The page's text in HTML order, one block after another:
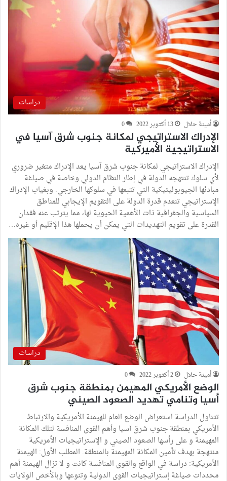
دراسات
أمينة حلال 13 أكتوبر 2022 0
الإدراك الاستراتيجي لمكانة جنوب شرق آسيا في
الاستراتيجية الأميركية
الإدراك الاستراتيجي لمكانة جنوب شرق آسيا يعد الإدراك متغير ضروري
لأي سلوك تنتهجه الدولة في إطار النظام الدولي وخاصة في صياغة
مبادئها الجيوبوليتيكية التي تتبعها في سلوكها الخارجي. وبغياب الإدراك
الإستراتيجي تنعدم قدرة الدولة على التقويم الإيجابي للمناطق
السياسية والجغرافية ذات الأهمية الحيوية لها، مما يترتب عنه فقدان
القدرة على تقويم التهديدات التي يمكن أن يحملها هذا الإقليم أو غيره…
دراسات
أمينة حلال 2 أكتوبر 2022 0
الوضع الأمريكي المهيمن بمنطقة جنوب شرق
أسيا وتنامي تهديد الصعود الصيني
تتناول الدراسة استعراض الوضع العام للهيمنة الأمريكية والارتباط
الأمريكي بمنطقة جنوب شرق آسيا وأهم القوى المنافسة لتلك المكانة
المهيمنة و على رأسها الصعود الصيني و الإستراتيجيات الأمريكية
منتهجة بهدف تأمين المكانة المهيمنة بالمنطقة. المطلب الأول: الهيمنة
الأمريكية: دراسة في الواقع والقوى المنافسة كانت و لا تزال الهيمنة أهم
محددات صياغة إستراتيجيات القوى الدولية وتنوعها وبالأخص الولايات